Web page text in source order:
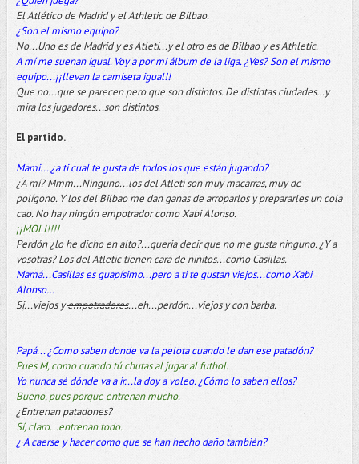
El Atlético de Madrid y el Athletic de Bilbao.
¿Son el mismo equipo?
No...Uno es de Madrid y es Atleti...y el otro es de Bilbao y es Athletic.
A mí me suenan igual. Voy a por mi álbum de la liga. ¿Ves? Son el mismo
equipo...¡¡llevan la camiseta igual!!
Que no...que se parecen pero que son distintos. De distintas ciudades…y
mira los jugadores...son distintos.
El partido.
Mami... ¿a ti cual te gusta de todos los que están jugando?
¿A mí? Mmm...Ninguno...los del Atleti son muy macarras, muy de
polígono. Y los del Bilbao me dan ganas de arroparlos y prepararles un cola
cao. No hay ningún empotrador como Xabi Alonso.
¡¡MOLI!!!!
Perdón ¿lo he dicho en alto?...queria decir que no me gusta ninguno. ¿Y a
vosotras? Los del Atletic tienen cara de niñitos...como Casillas.
Mamá...Casillas es guapísimo...pero a ti te gustan viejos...como Xabi
Alonso…
Si...viejos yempotradores...eh...perdón...viejos y con barba.
Papá... ¿Como saben donde va la pelota cuando le dan ese patadón?
Pues M, como cuando tú chutas al jugar al futbol.
Yo nunca sé dónde va a ir...la doy a voleo. ¿Cómo lo saben ellos?
Bueno, pues porque entrenan mucho.
¿Entrenan patadones?
Sí, claro...entrenan todo.
¿ A caerse y hacer como que se han hecho daño también?